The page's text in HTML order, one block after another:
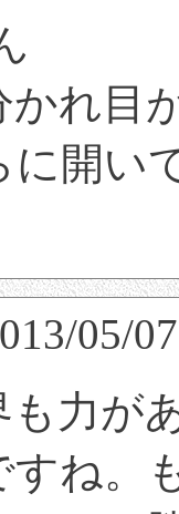
かれ目
に開い
05/
も力が
すね。